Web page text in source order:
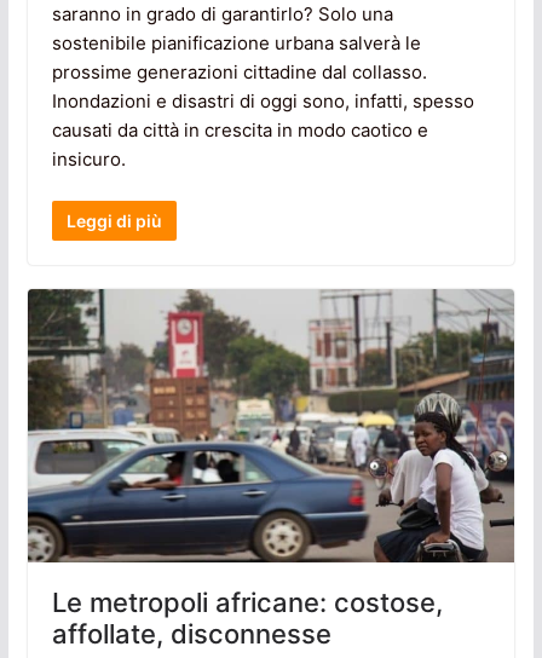
saranno in grado di garantirlo? Solo una
sostenibile pianificazione urbana salverà le
prossime generazioni cittadine dal collasso.
Inondazioni e disastri di oggi sono, infatti, spesso
causati da città in crescita in modo caotico e
insicuro.
Leggi di più
Le metropoli africane: costose,
affollate, disconnesse